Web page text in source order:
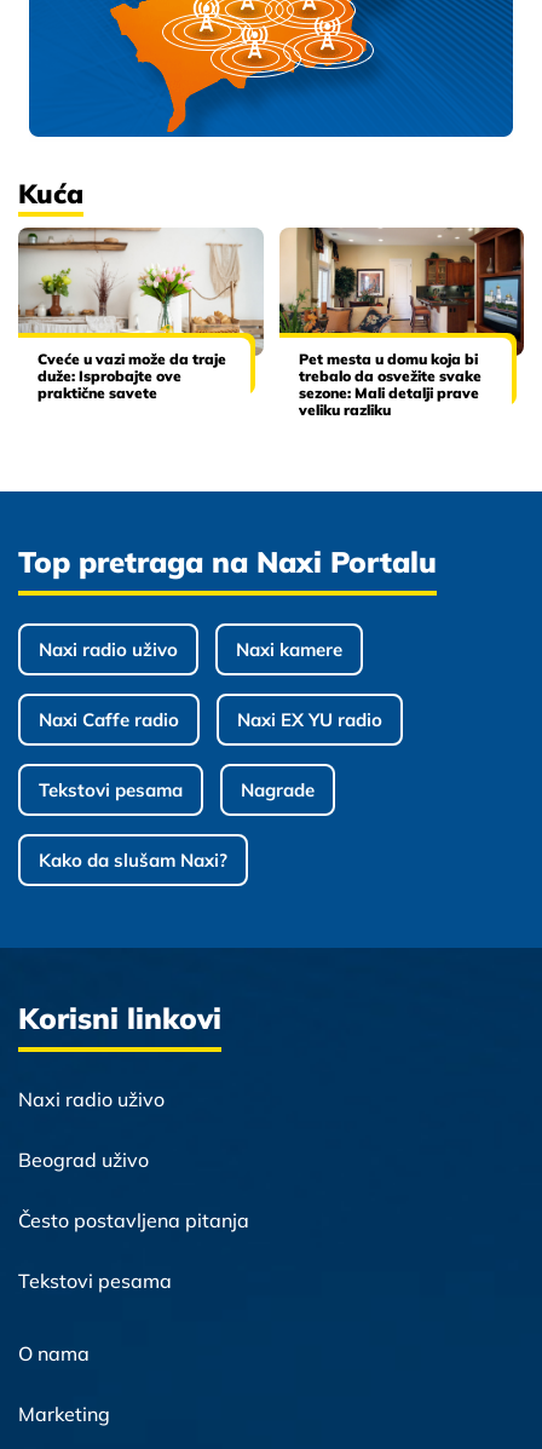
Kuća
Cveće u vazi može da traje
duže: Isprobajte ove
praktične savete
Pet mesta u domu koja bi
trebalo da osvežite svake
sezone: Mali detalji prave
veliku razliku
Top pretraga na Naxi Portalu
Naxi radio uživo Naxi kamere
Naxi Caffe radio Naxi EX YU radio
Tekstovi pesama Nagrade
Kako da slušam Naxi?
Korisni linkovi
Naxi radio uživo
Beograd uživo
Često postavljena pitanja
Tekstovi pesama
O nama
Marketing